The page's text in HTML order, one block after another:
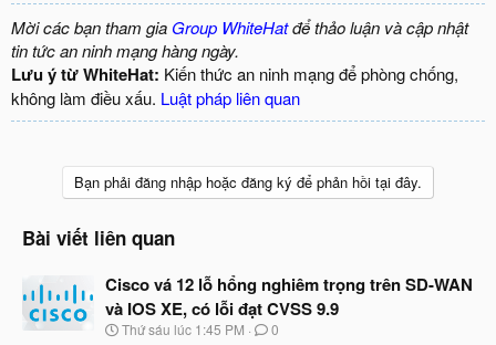
Mời các bạn tham gia Group WhiteHatđể thảo luận và cập nhật
tin tức an ninh mạng hàng ngày.
Lưu ý từ WhiteHat: Kiến thức an ninh mạng để phòng chống,
không làm điều xấu. Luật pháp liên quan
Bạn phải đăng nhập hoặc đăng ký để phản hồi tại đây.
Bài viết liên quan
Cisco vá 12 lỗ hổng nghiêm trọng trên SD-WAN
và IOS XE, có lỗi đạt CVSS 9.9
N
Thứ sáu lúc 1:45 PM 0